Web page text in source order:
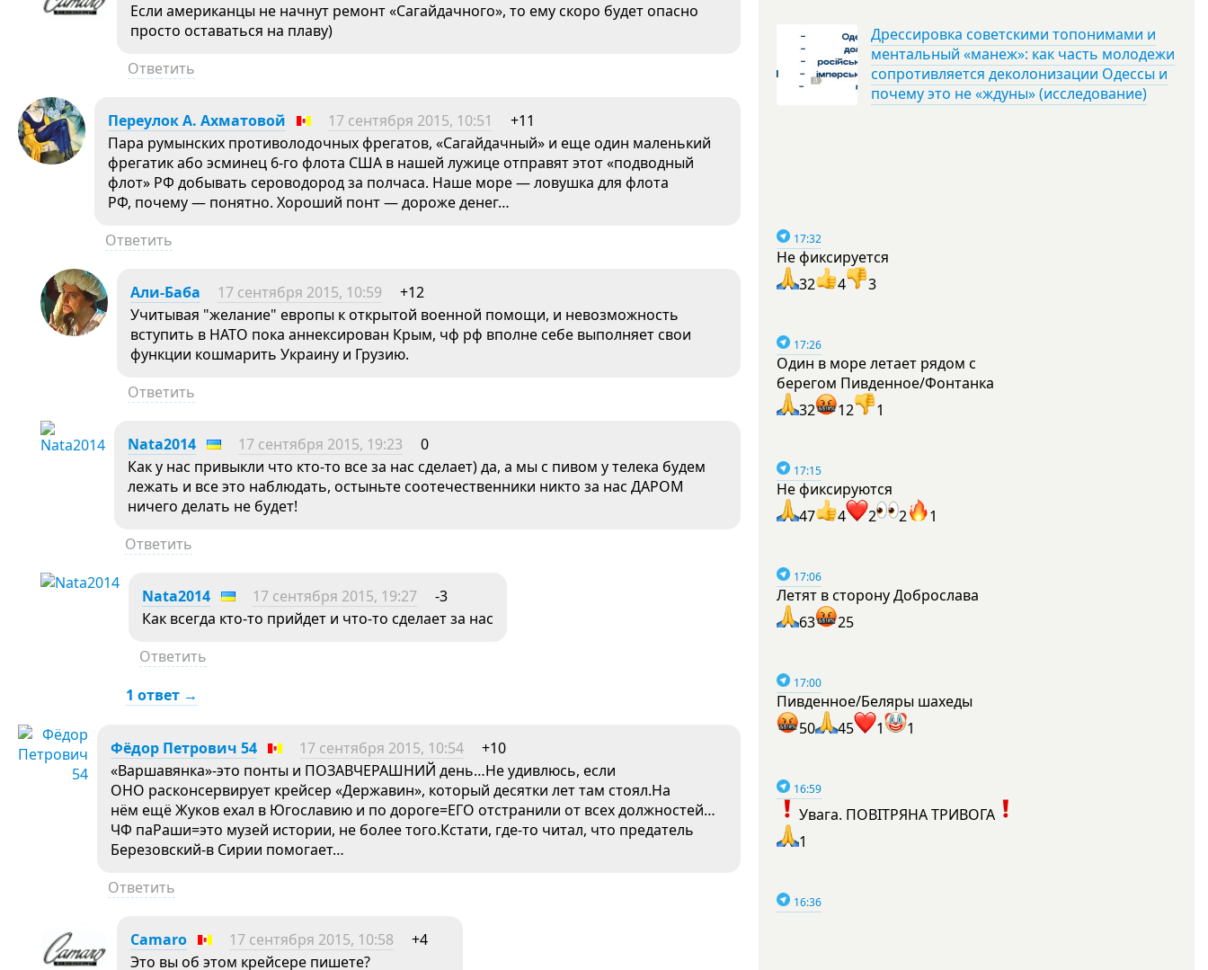
Если американцы не начнут ремонт «Сагайдачного», то ему скоро будет опасно
просто оставаться на плаву)
Ответить
Переулок А. Ахматовой 17 сентября 2015, 10:51
+11
Пара румынских противолодочных фрегатов, «Сагайдачный» и еще один маленький
фрегатик або эсминец 6-го флота США в нашей лужице отправят этот «подводный
флот» РФ добывать сероводород за полчаса. Наше море — ловушка для флота
РФ, почему — понятно. Хороший понт — дороже денег…
Ответить
Али-Баба 17 сентября 2015, 10:59
+12
Учитывая "желание" европы к открытой военной помощи, и невозможность
вступить в НАТО пока аннексирован Крым, чф рф вполне себе выполняет свои
функции кошмарить Украину и Грузию.
Ответить
Nata2014 17 сентября 2015, 19:23
0
Как у нас привыкли что кто-то все за нас сделает) да, а мы с пивом у телека будем
лежать и все это наблюдать, остыньте соотечественники никто за нас ДАРОМ
ничего делать не будет!
Ответить
Nata2014 17 сентября 2015, 19:27
-3
Как всегда кто-то прийдет и что-то сделает за нас
Ответить
1 ответ →
Фёдор Петрович 54 17 сентября 2015, 10:54
+10
«Варшавянка»-это понты и ПОЗАВЧЕРАШНИЙ день…Не удивлюсь, если
ОНО расконсервирует крейсер «Державин», который десятки лет там стоял.На
нём ещё Жуков ехал в Югославию и по дороге=ЕГО отстранили от всех должностей…
ЧФ паРаши=это музей истории, не более того.Кстати, где-то читал, что предатель
Березовский-в Сирии помогает…
Ответить
Camaro 17 сентября 2015, 10:58
+4
Это вы об этом крейсере пишете?
Дрессировка советскими топонимами и
ментальный «манеж»: как часть молодежи
сопротивляется деколонизации Одессы и
почему это не «ждуны» (исследование)
17:32
Не фиксируется
32
4 3
17:26
Один в море летает рядом с
берегом Пивденное/Фонтанка
32
12 1
17:15
Не фиксируются
47
4 2 2 1
17:06
Летят в сторону Доброслава
63
25
17:00
Пивденное/Беляры шахеды
50
45 1 1
16:59
Увага. ПОВІТРЯНА ТРИВОГА
1
16:36